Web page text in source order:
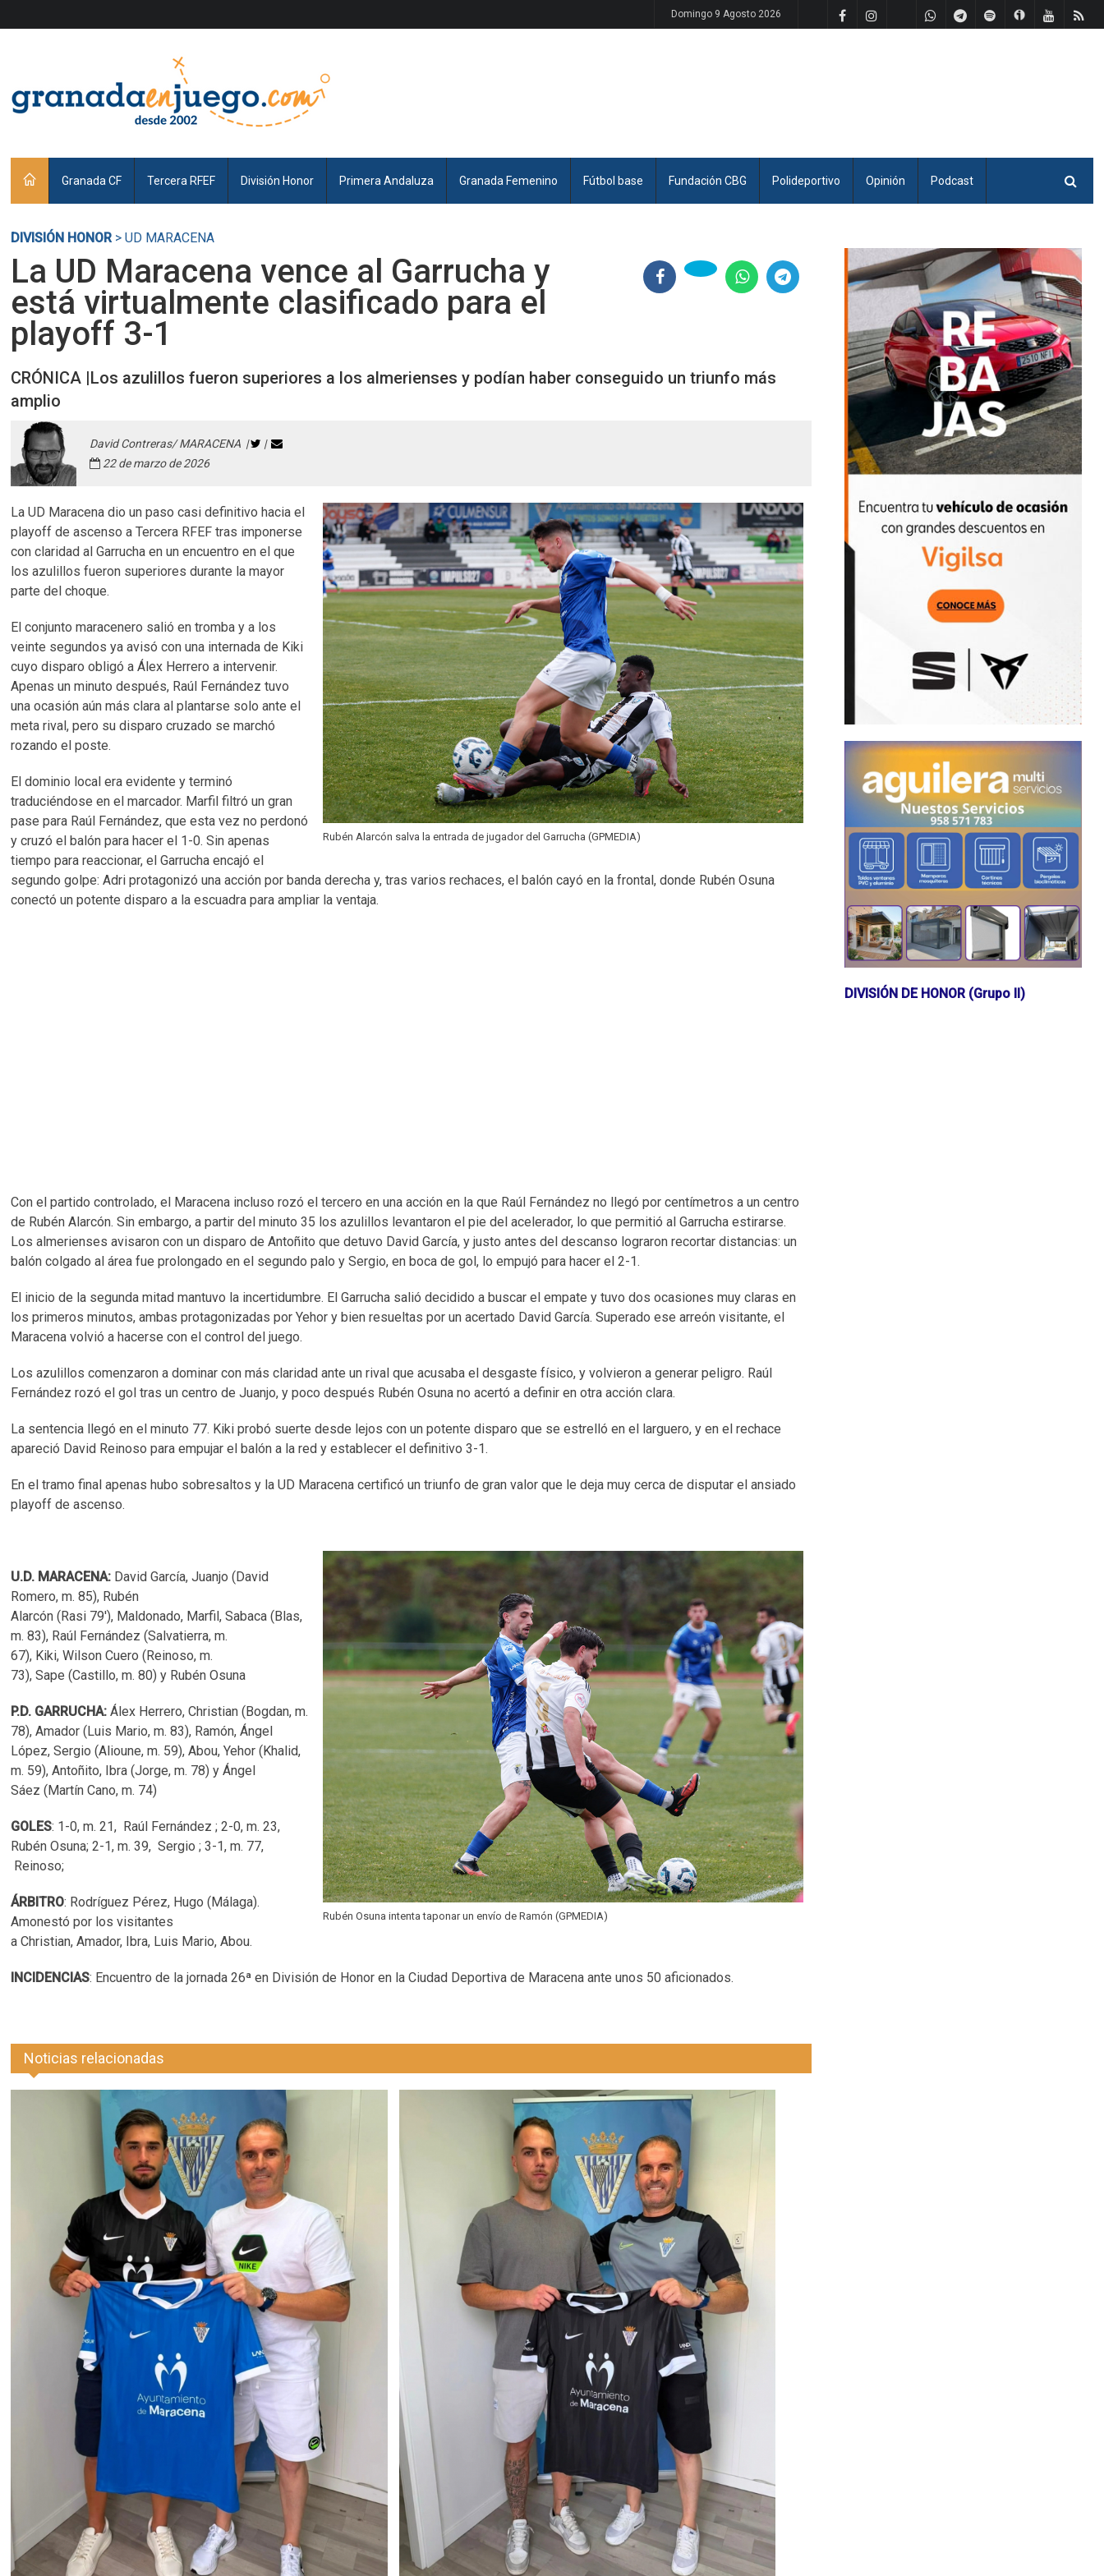
Domingo 9 Agosto 2026
Granada CF Tercera RFEF División Honor Primera Andaluza Granada Femenino Fútbol base Fundación CBG Polideportivo Opinión Podcast
DIVISIÓN HONOR> UD MARACENA
La UD Maracena vence al Garrucha y
está virtualmente clasificado para el
playoff 3-1
CRÓNICA |Los azulillos fueron superiores a los almerienses y podían haber conseguido un triunfo más
amplio
David Contreras/ MARACENA |
|
22 de marzo de 2026
Rubén Alarcón salva la entrada de jugador del Garrucha (GPMEDIA)
La UD Maracena dio un paso casi definitivo hacia el
playoff de ascenso a Tercera RFEF tras imponerse
con claridad al Garrucha en un encuentro en el que
los azulillos fueron superiores durante la mayor
parte del choque.
El conjunto maracenero salió en tromba y a los
veinte segundos ya avisó con una internada de Kiki
cuyo disparo obligó a Álex Herrero a intervenir.
Apenas un minuto después, Raúl Fernández tuvo
una ocasión aún más clara al plantarse solo ante el
meta rival, pero su disparo cruzado se marchó
rozando el poste.
El dominio local era evidente y terminó
traduciéndose en el marcador. Marfil filtró un gran
pase para Raúl Fernández, que esta vez no perdonó
y cruzó el balón para hacer el 1-0. Sin apenas
tiempo para reaccionar, el Garrucha encajó el
segundo golpe: Adri protagonizó una acción por banda derecha y, tras varios rechaces, el balón cayó en la frontal, donde Rubén Osuna
conectó un potente disparo a la escuadra para ampliar la ventaja.
Con el partido controlado, el Maracena incluso rozó el tercero en una acción en la que Raúl Fernández no llegó por centímetros a un centro
de Rubén Alarcón. Sin embargo, a partir del minuto 35 los azulillos levantaron el pie del acelerador, lo que permitió al Garrucha estirarse.
Los almerienses avisaron con un disparo de Antoñito que detuvo David García, y justo antes del descanso lograron recortar distancias: un
balón colgado al área fue prolongado en el segundo palo y Sergio, en boca de gol, lo empujó para hacer el 2-1.
El inicio de la segunda mitad mantuvo la incertidumbre. El Garrucha salió decidido a buscar el empate y tuvo dos ocasiones muy claras en
los primeros minutos, ambas protagonizadas por Yehor y bien resueltas por un acertado David García. Superado ese arreón visitante, el
Maracena volvió a hacerse con el control del juego.
Los azulillos comenzaron a dominar con más claridad ante un rival que acusaba el desgaste físico, y volvieron a generar peligro. Raúl
Fernández rozó el gol tras un centro de Juanjo, y poco después Rubén Osuna no acertó a definir en otra acción clara.
La sentencia llegó en el minuto 77. Kiki probó suerte desde lejos con un potente disparo que se estrelló en el larguero, y en el rechace
apareció David Reinoso para empujar el balón a la red y establecer el definitivo 3-1.
En el tramo final apenas hubo sobresaltos y la UD Maracena certificó un triunfo de gran valor que le deja muy cerca de disputar el ansiado
playoff de ascenso.
Rubén Osuna intenta taponar un envío de Ramón (GPMEDIA)
U.D. MARACENA: David García, Juanjo (David
Romero, m. 85), Rubén
Alarcón (Rasi 79'), Maldonado, Marfil, Sabaca (Blas,
m. 83), Raúl Fernández (Salvatierra, m.
67), Kiki, Wilson Cuero (Reinoso, m.
73), Sape (Castillo, m. 80) y Rubén Osuna
P.D. GARRUCHA: Álex Herrero, Christian (Bogdan, m.
78), Amador (Luis Mario, m. 83), Ramón, Ángel
López, Sergio (Alioune, m. 59), Abou, Yehor (Khalid,
m. 59), Antoñito, Ibra (Jorge, m. 78) y Ángel
Sáez (Martín Cano, m. 74)
GOLES: 1-0, m. 21, Raúl Fernández ; 2-0, m. 23,
Rubén Osuna; 2-1, m. 39, Sergio ; 3-1, m. 77,
Reinoso;
ÁRBITRO: Rodríguez Pérez, Hugo (Málaga).
Amonestó por los visitantes
a Christian, Amador, Ibra, Luis Mario, Abou.
INCIDENCIAS: Encuentro de la jornada 26ª en División de Honor en la Ciudad Deportiva de Maracena ante unos 50 aficionados.
Noticias relacionadas
DIVISIÓN DE HONOR (Grupo II)